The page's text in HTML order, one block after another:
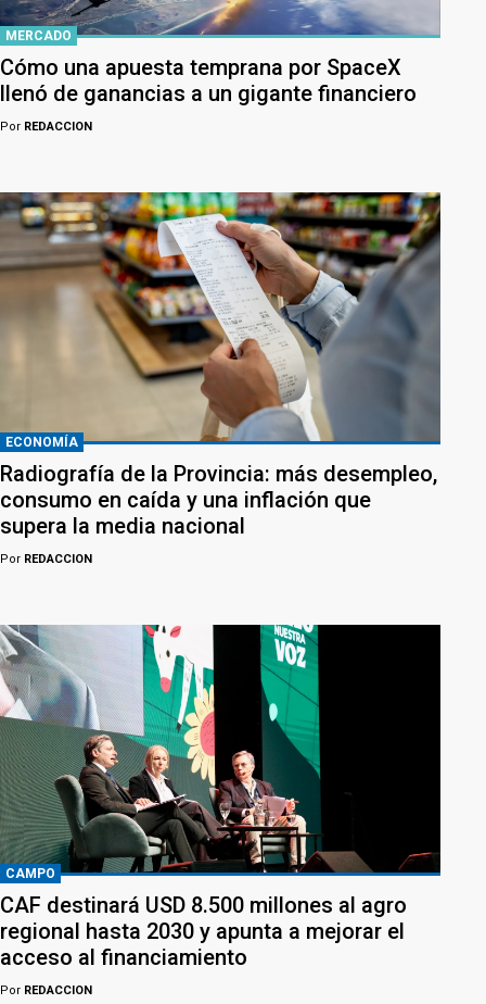
MERCADO
Cómo una apuesta temprana por SpaceX
llenó de ganancias a un gigante financiero
Por REDACCION
ECONOMÍA
Radiografía de la Provincia: más desempleo,
consumo en caída y una inflación que
supera la media nacional
Por REDACCION
CAMPO
CAF destinará USD 8.500 millones al agro
regional hasta 2030 y apunta a mejorar el
acceso al financiamiento
Por REDACCION